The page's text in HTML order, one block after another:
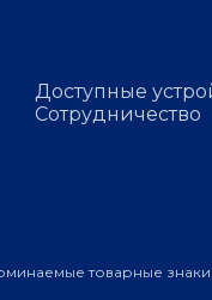
Доступные
Сотрудничество
товарные